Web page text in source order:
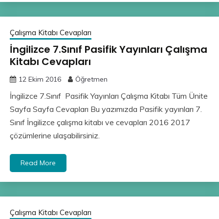
Çalışma Kitabı Cevapları
İngilizce 7.Sınıf Pasifik Yayınları Çalışma
Kitabı Cevapları
12 Ekim 2016 Öğretmen
İngilizce 7.Sınıf Pasifik Yayınları Çalışma Kitabı Tüm Ünite
Sayfa Sayfa Cevapları Bu yazımızda Pasifik yayınları 7.
Sınıf İngilizce çalışma kitabı ve cevapları 2016 2017
çözümlerine ulaşabilirsiniz.
Read More
Çalışma Kitabı Cevapları